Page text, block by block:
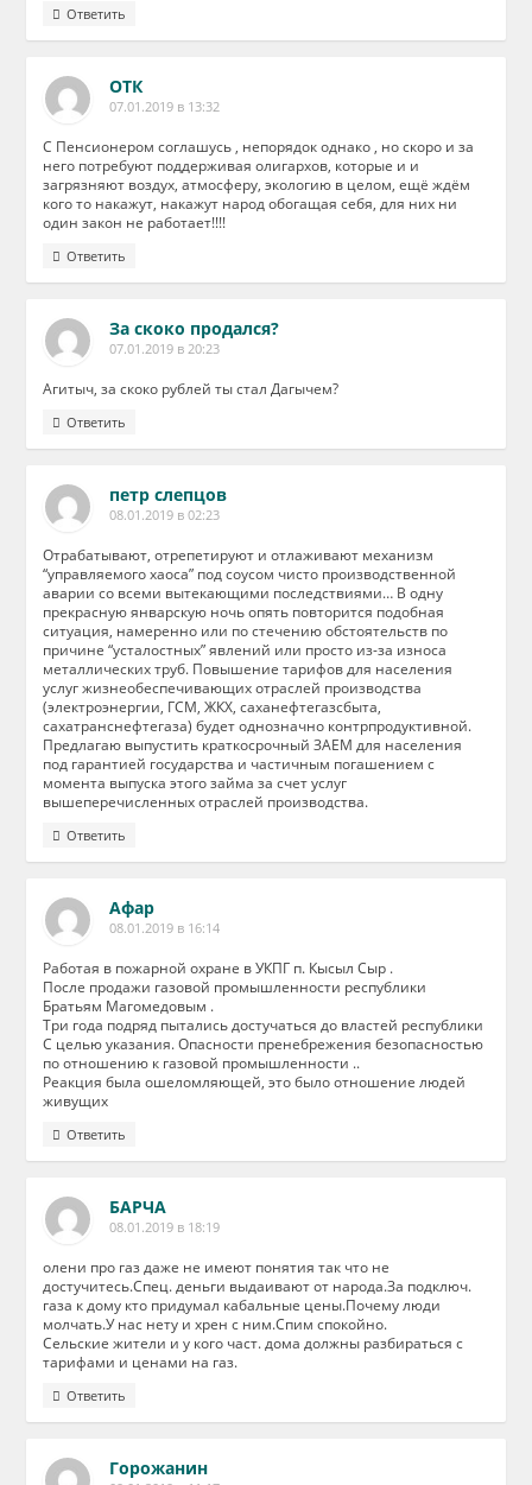
Ответить
ОТК
07.01.2019 в 13:32
С Пенсионером соглашусь , непорядок однако , но скоро и за
него потребуют поддерживая олигархов, которые и и
загрязняют воздух, атмосферу, экологию в целом, ещё ждём
кого то накажут, накажут народ обогащая себя, для них ни
один закон не работает!!!!
Ответить
За скоко продался?
07.01.2019 в 20:23
Агитыч, за скоко рублей ты стал Дагычем?
Ответить
петр слепцов
08.01.2019 в 02:23
Отрабатывают, отрепетируют и отлаживают механизм
“управляемого хаоса” под соусом чисто производственной
аварии со всеми вытекающими последствиями… В одну
прекрасную январскую ночь опять повторится подобная
ситуация, намеренно или по стечению обстоятельств по
причине “усталостных” явлений или просто из-за износа
металлических труб. Повышение тарифов для населения
услуг жизнеобеспечивающих отраслей производства
(электроэнергии, ГСМ, ЖКХ, саханефтегазсбыта,
сахатранснефтегаза) будет однозначно контрпродуктивной.
Предлагаю выпустить краткосрочный ЗАЕМ для населения
под гарантией государства и частичным погашением с
момента выпуска этого займа за счет услуг
вышеперечисленных отраслей производства.
Ответить
Афар
08.01.2019 в 16:14
Работая в пожарной охране в УКПГ п. Кысыл Сыр .
После продажи газовой промышленности республики
Братьям Магомедовым .
Три года подряд пытались достучаться до властей республики
С целью указания. Опасности пренебрежения безопасностью
по отношению к газовой промышленности ..
Реакция была ошеломляющей, это было отношение людей
живущих
Ответить
БАРЧА
08.01.2019 в 18:19
олени про газ даже не имеют понятия так что не
достучитесь.Спец. деньги выдаивают от народа.За подключ.
газа к дому кто придумал кабальные цены.Почему люди
молчать.У нас нету и хрен с ним.Спим спокойно.
Сельские жители и у кого част. дома должны разбираться с
тарифами и ценами на газ.
Ответить
Горожанин